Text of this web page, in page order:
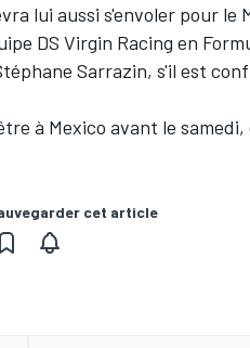
lui aussi s'envoler pour le
DS Virgin Racing en
Sarrazin, s'il est
à Mexico avant le samedi,
cet article